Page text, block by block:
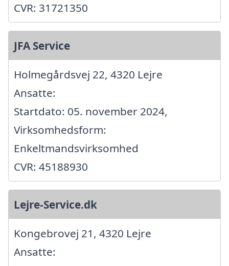
CVR: 31721350
JFA Service
Holmegårdsvej 22, 4320 Lejre
Ansatte:
Startdato: 05. november 2024,
Virksomhedsform:
Enkeltmandsvirksomhed
CVR: 45188930
Lejre-Service.dk
Kongebrovej 21, 4320 Lejre
Ansatte: